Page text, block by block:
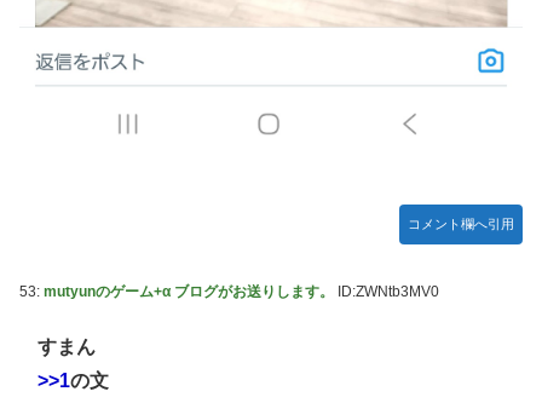
福岡県議会「海外旅行じゃない、海外活動だ！」→視察費
2.65億円公開で再炎上ｗｗｗ
【艦これ】 E3-4のラスダンは航空優勢は取るの？取らない
連合のモルモット部隊の部隊長になりました 第45話
『ほの暮しの庭』パケ版初週売上、Switch2版「21965本」
Switch版「12458本」
コメント欄へ引用
53: mutyunのゲーム+α ブログがお送りします。 ID:ZWNtb3MV0
すまん
>>1の文